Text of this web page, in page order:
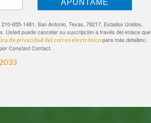
APÚNTAME
655-1481, San Antonio, Texas, 78217, Estados Unidos,
Usted puede cancelar su suscripción a través del enlace que
de privacidad del correo electrónicopara más detalles).
Constant Contact.